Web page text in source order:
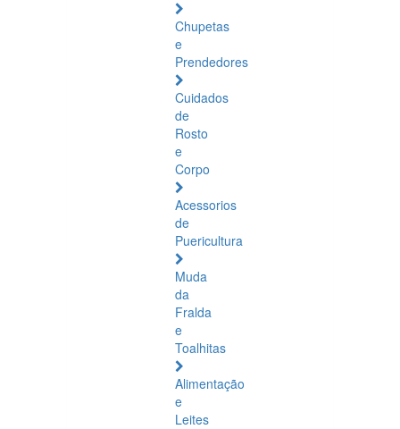
Chupetas
e
Prendedores
Cuidados
de
Rosto
e
Corpo
Acessorios
de
Puericultura
Muda
da
Fralda
e
Toalhitas
Alimentação
e
Leites